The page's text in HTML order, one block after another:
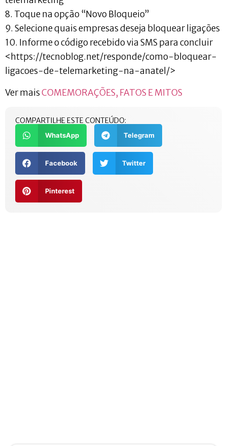
8. Toque na opção “Novo Bloqueio”
9. Selecione quais empresas deseja bloquear ligações
10. Informe o código recebido via SMS para concluir
<https://tecnoblog.net/responde/como-bloquear-
ligacoes-de-telemarketing-na-anatel/>
Ver maisCOMEMORAÇÕES, FATOS E MITOS
COMPARTILHE ESTE CONTEÚDO:
WhatsApp Telegram
Facebook Twitter
Pinterest